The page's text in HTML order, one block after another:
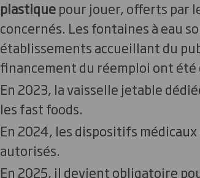
plastiquepour jouer, offerts par
concernés. Les fontaines à eau
établissements accueillant du
financement du réemploi ont été
En 2023, la vaisselle jetable
les fast foods.
En 2024, les dispositifs
autorisés.
En 2025, il devient obligatoire